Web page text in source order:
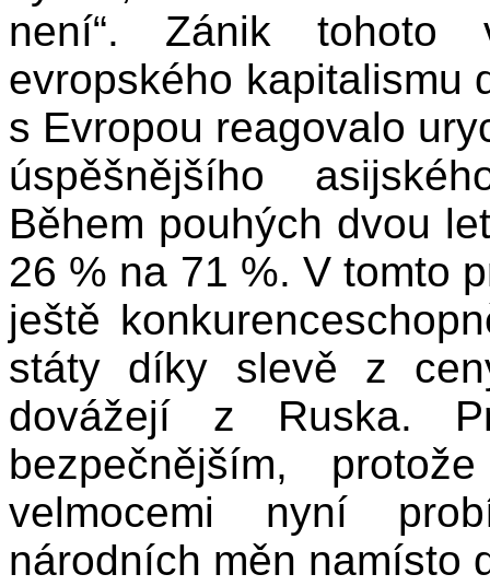
není“. Zánik tohoto
evropského kapitalismu
s Evropou reagovalo
úspěšnějšího
Během pouhých dvou
26 % na 71 %. V tomto
ještě
státy díky slevě z
dovážejí z Ruska.
bezpečnějším,
velmocemi nyní
národních měn namísto